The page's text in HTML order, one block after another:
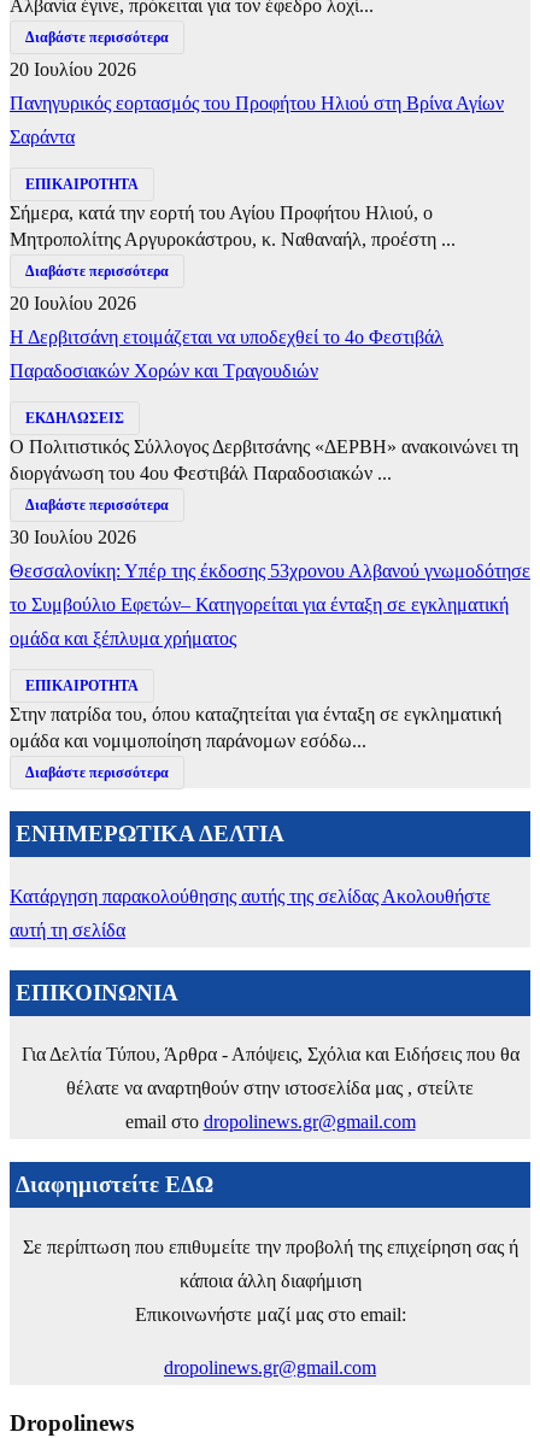
Αλβανία έγινε, πρόκειται για τον έφεδρο λοχί...
Διαβάστε περισσότερα
20 Ιουλίου 2026
Πανηγυρικός εορτασμός του Προφήτου Ηλιού στη Βρίνα Αγίων
Σαράντα
ΕΠΙΚΑΙΡΟΤΗΤΑ
Σήμερα, κατά την εορτή του Αγίου Προφήτου Ηλιού, ο
Μητροπολίτης Αργυροκάστρου, κ. Ναθαναήλ, προέστη ...
Διαβάστε περισσότερα
20 Ιουλίου 2026
Η Δερβιτσάνη ετοιμάζεται να υποδεχθεί το 4ο Φεστιβάλ
Παραδοσιακών Χορών και Τραγουδιών
ΕΚΔΗΛΩΣΕΙΣ
Ο Πολιτιστικός Σύλλογος Δερβιτσάνης «ΔΕΡΒΗ» ανακοινώνει τη
διοργάνωση του 4ου Φεστιβάλ Παραδοσιακών ...
Διαβάστε περισσότερα
30 Ιουλίου 2026
Θεσσαλονίκη: Υπέρ της έκδοσης 53χρονου Αλβανού γνωμοδότησε
το Συμβούλιο Εφετών– Κατηγορείται για ένταξη σε εγκληματική
ομάδα και ξέπλυμα χρήματος
ΕΠΙΚΑΙΡΟΤΗΤΑ
Στην πατρίδα του, όπου καταζητείται για ένταξη σε εγκληματική
ομάδα και νομιμοποίηση παράνομων εσόδω...
Διαβάστε περισσότερα
ΕΝΗΜΕΡΩΤΙΚΑ ΔΕΛΤΙΑ
Κατάργηση παρακολούθησης αυτής της σελίδας Ακολουθήστε
αυτή τη σελίδα
ΕΠΙΚΟΙΝΩΝΙΑ
Για Δελτία Τύπου, Άρθρα - Απόψεις, Σχόλια και Ειδήσεις που θα
θέλατε να αναρτηθούν στην ιστοσελίδα μας , στείλτε
email στο dropolinews.gr@gmail.com
Διαφημιστείτε ΕΔΩ
Σε περίπτωση που επιθυμείτε την προβολή της επιχείρηση σας ή
κάποια άλλη διαφήμιση
Επικοινωνήστε μαζί μας στο email:
dropolinews.gr@gmail.com
Dropolinews